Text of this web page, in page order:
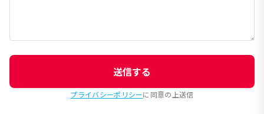
送信する
プライバシーポリシーに同意の上送信